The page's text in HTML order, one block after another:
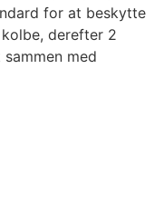
for at beskytte
derefter 2
med